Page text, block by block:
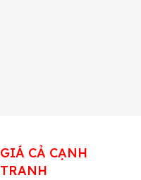
GIÁ CẢ CẠNH
TRANH